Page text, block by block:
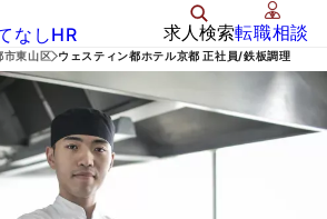
なしHR 求人検索転職相談
市東山区 ウェスティン都ホテル京都 正社員/鉄板調理